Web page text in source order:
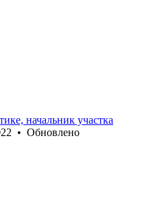
начальник участка
• Обновлено